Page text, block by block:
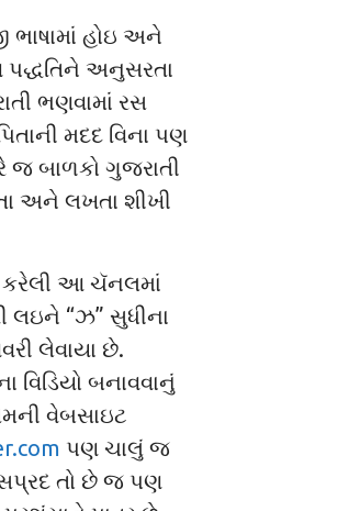
ભાષામાં હોઇ અને
પદ્ધતિને અનુસરતા
ભણવામાં રસ
મદદ વિના પણ
જ બાળકો ગુજરાતી
અને લખતા શીખી
આ ચૅનલમાં
લઇને “ઝ” સુધીના
લેવાયા છે.
વિડિયો બનાવવાનું
વેબસાઇટ
પણ ચાલું જ
તો છે જ પણ